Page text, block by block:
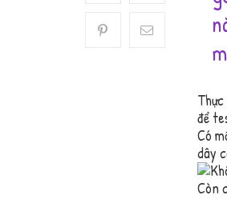
để
Có
dây
Còn